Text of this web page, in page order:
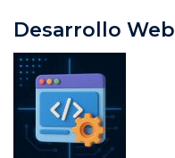
Desarrollo Web